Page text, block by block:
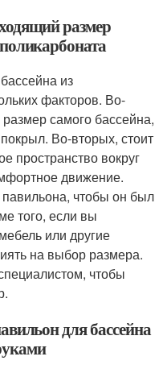
размер
из
факторов. Во-
самого бассейна,
Во-вторых, стоит
пространство вокруг
движение.
чтобы он был
того, если вы
или другие
на выбор размера.
чтобы
для бассейна